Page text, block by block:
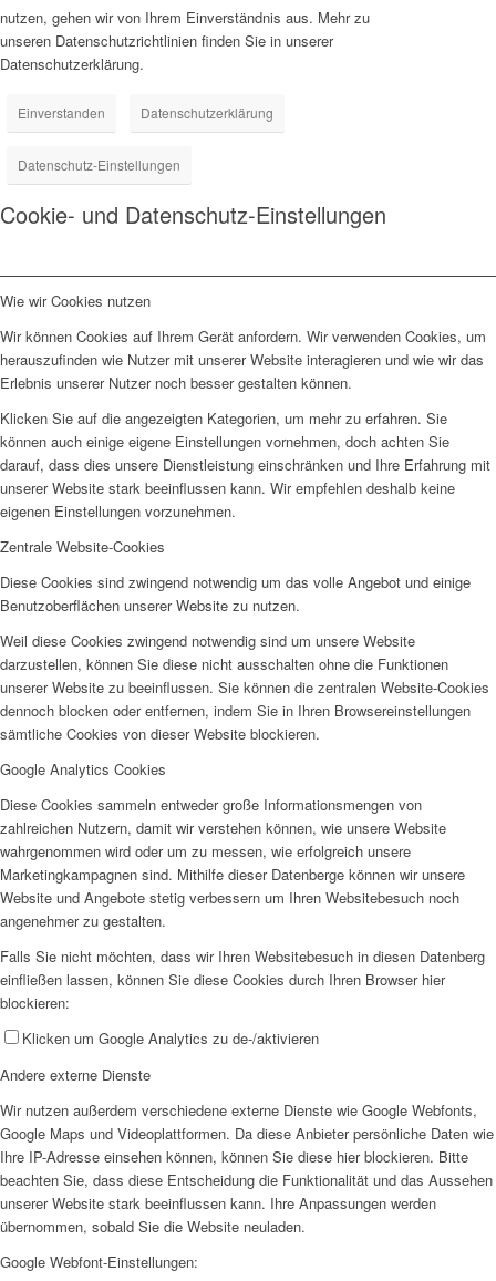
nutzen, gehen wir von Ihrem Einverständnis aus. Mehr zu
unseren Datenschutzrichtlinien finden Sie in unserer
Datenschutzerklärung.
Einverstanden Datenschutzerklärung
Datenschutz-Einstellungen
Cookie- und Datenschutz-Einstellungen
Wie wir Cookies nutzen
Wir können Cookies auf Ihrem Gerät anfordern. Wir verwenden Cookies, um
herauszufinden wie Nutzer mit unserer Website interagieren und wie wir das
Erlebnis unserer Nutzer noch besser gestalten können.
Klicken Sie auf die angezeigten Kategorien, um mehr zu erfahren. Sie
können auch einige eigene Einstellungen vornehmen, doch achten Sie
darauf, dass dies unsere Dienstleistung einschränken und Ihre Erfahrung mit
unserer Website stark beeinflussen kann. Wir empfehlen deshalb keine
eigenen Einstellungen vorzunehmen.
Zentrale Website-Cookies
Diese Cookies sind zwingend notwendig um das volle Angebot und einige
Benutzoberflächen unserer Website zu nutzen.
Weil diese Cookies zwingend notwendig sind um unsere Website
darzustellen, können Sie diese nicht ausschalten ohne die Funktionen
unserer Website zu beeinflussen. Sie können die zentralen Website-Cookies
dennoch blocken oder entfernen, indem Sie in Ihren Browsereinstellungen
sämtliche Cookies von dieser Website blockieren.
Google Analytics Cookies
Diese Cookies sammeln entweder große Informationsmengen von
zahlreichen Nutzern, damit wir verstehen können, wie unsere Website
wahrgenommen wird oder um zu messen, wie erfolgreich unsere
Marketingkampagnen sind. Mithilfe dieser Datenberge können wir unsere
Website und Angebote stetig verbessern um Ihren Websitebesuch noch
angenehmer zu gestalten.
Falls Sie nicht möchten, dass wir Ihren Websitebesuch in diesen Datenberg
einfließen lassen, können Sie diese Cookies durch Ihren Browser hier
blockieren:
Klicken um Google Analytics zu de-/aktivieren
Andere externe Dienste
Wir nutzen außerdem verschiedene externe Dienste wie Google Webfonts,
Google Maps und Videoplattformen. Da diese Anbieter persönliche Daten wie
Ihre IP-Adresse einsehen können, können Sie diese hier blockieren. Bitte
beachten Sie, dass diese Entscheidung die Funktionalität und das Aussehen
unserer Website stark beeinflussen kann. Ihre Anpassungen werden
übernommen, sobald Sie die Website neuladen.
Google Webfont-Einstellungen: